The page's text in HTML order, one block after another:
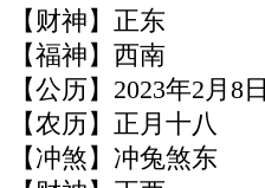
【财神】正东
【福神】西南
【公历】2023年2月8日
【农历】正月十八
【冲煞】冲兔煞东